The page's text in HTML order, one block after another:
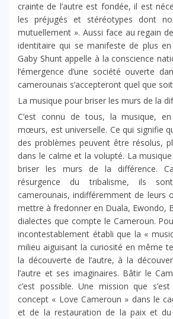
crainte de l’autre est fondée, il est
les préjugés et stéréotypes dont
mutuellement ». Aussi face au regain
identitaire qui se manifeste de plus
Gaby Shunt appelle à la conscience
l’émergence d’une société ouverte
camerounais s’accepteront quel que
La musique pour briser les murs de la
C’est connu de tous, la musique, en
mœurs, est universelle. Ce qui signifie
des problèmes peuvent être résolus,
dans le calme et la volupté. La
briser les murs de la différence.
résurgence du tribalisme, ils
camerounais, indifféremment de leurs
mettre à fredonner en Duala, Ewondo,
dialectes que compte le Cameroun.
incontestablement établi que la «
milieu aiguisant la curiosité en même
la découverte de l’autre, à la
l’autre et ses imaginaires. Bâtir le
c’est possible. Une mission que
concept « Love Cameroun » dans le
et de la restauration de la paix et du